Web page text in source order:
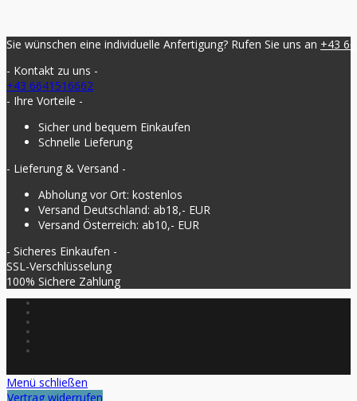
Sie wünschen eine individuelle Anfertigung? Rufen Sie uns an +43
- Kontakt zu uns -
+43 6641516662
- Ihre Vorteile -
Sicher und bequem Einkaufen
Schnelle Lieferung
- Lieferung & Versand -
Abholung vor Ort: kostenlos
Versand Deutschland: ab18,- EUR
Versand Österreich: ab10,- EUR
- Sicheres Einkaufen -
SSL-Verschlüsselung
100% Sichere Zahlung
Menü schließen
Vertrag widerrufen